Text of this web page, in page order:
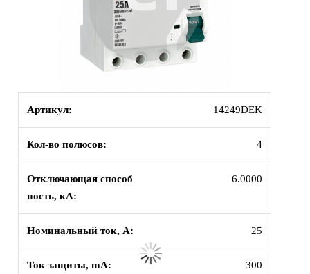
Артикул: 14249DEK
Кол-во полюсов: 4
Отключающая способ
ность, кА:
6.0000
Номинальный ток, А: 25
Ток защиты, mA: 300